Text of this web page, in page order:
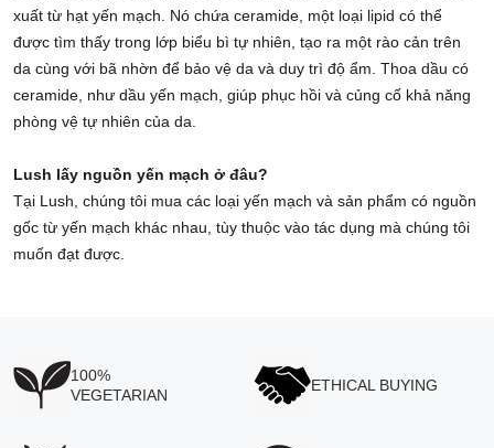
xuất từ hạt yến mạch. Nó chứa ceramide, một loại lipid có thể
được tìm thấy trong lớp biểu bì tự nhiên, tạo ra một rào cản trên
da cùng với bã nhờn để bảo vệ da và duy trì độ ẩm. Thoa dầu có
ceramide, như dầu yến mạch, giúp phục hồi và củng cố khả năng
phòng vệ tự nhiên của da.
Lush lấy nguồn yến mạch ở đâu?
Tại Lush, chúng tôi mua các loại yến mạch và sản phẩm có nguồn
gốc từ yến mạch khác nhau, tùy thuộc vào tác dụng mà chúng tôi
muốn đạt được.
100%
VEGETARIAN
ETHICAL BUYING